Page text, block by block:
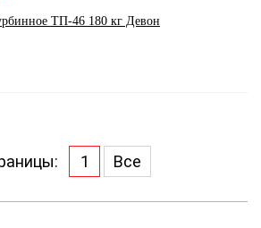
ТП-46 180 кг Девон
1 Все